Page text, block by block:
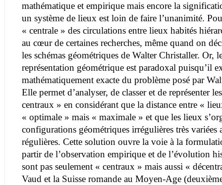
mathématique et empirique mais encore la
un système de lieux est loin de faire l’unanimité.
« centrale » des circulations entre lieux habités
au cœur de certaines recherches, même quand on
les schémas géométriques de Walter Christaller. Or,
représentation géométrique est paradoxal puisqu’il
mathématiquement exacte du problème posé par
Elle permet d’analyser, de classer et de représenter
centraux » en considérant que la distance entre «
« optimale » mais « maximale » et que les lieux
configurations géométriques irrégulières très variées
régulières. Cette solution ouvre la voie à la
partir de l’observation empirique et de l’évolution
sont pas seulement « centraux » mais aussi «
Vaud et la Suisse romande au Moyen-Age